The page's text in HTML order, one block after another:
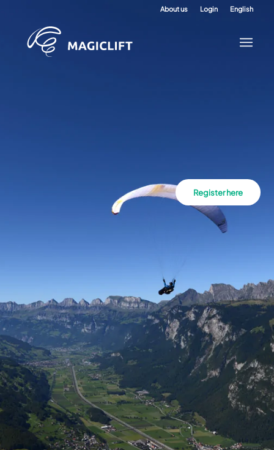
About us Login English
Register here